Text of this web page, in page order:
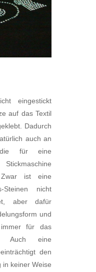
eingestickt
auf das Textil
Dadurch
auch an
die für eine
ist eine
Steinen nicht
aber dafür
und
immer für das
Auch eine
den
in keiner Weise